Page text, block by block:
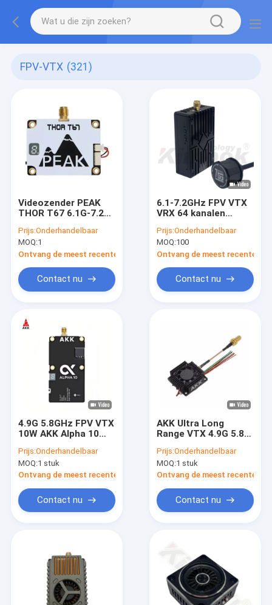
FPV-VTX (321)
Videozender PEAK
THOR T67 6.1G-7.2G
FPV VTX
Prijs:Onderhandelbaar
MOQ:1
Ontvang de meest recente Prijs
Contact nu
6.1-7.2GHz FPV VTX
VRX 64 kanalen
Gedaan Videozender
en -ontvanger
Prijs:Onderhandelbaar
MOQ:100
Ontvang de meest recente
Contact nu
4.9G 5.8GHz FPV VTX
10W AKK Alpha 10
Videozender TBS
Prijs:Onderhandelbaar
MOQ:1 stuk
Ontvang de meest recente Prijs
Contact nu
AKK Ultra Long
Range VTX 4.9G 5.8G
VTX Drone Video
Transmission 80CHs
Prijs:Onderhandelbaar
MOQ:1 stuk
Ontvang de meest recente
Contact nu